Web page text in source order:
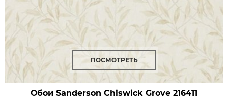
ПОСМОТРЕТЬ
Обои Sanderson Chiswick Grove 216411